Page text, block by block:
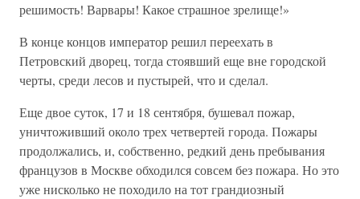
решимость! Варвары! Какое страшное зрелище!»
В конце концов император решил переехать в
Петровский дворец, тогда стоявший еще вне городской
черты, среди лесов и пустырей, что и сделал.
Еще двое суток, 17 и 18 сентября, бушевал пожар,
уничтоживший около трех четвертей города. Пожары
продолжались, и, собственно, редкий день пребывания
французов в Москве обходился совсем без пожара. Но это
уже нисколько не походило на тот грандиозный